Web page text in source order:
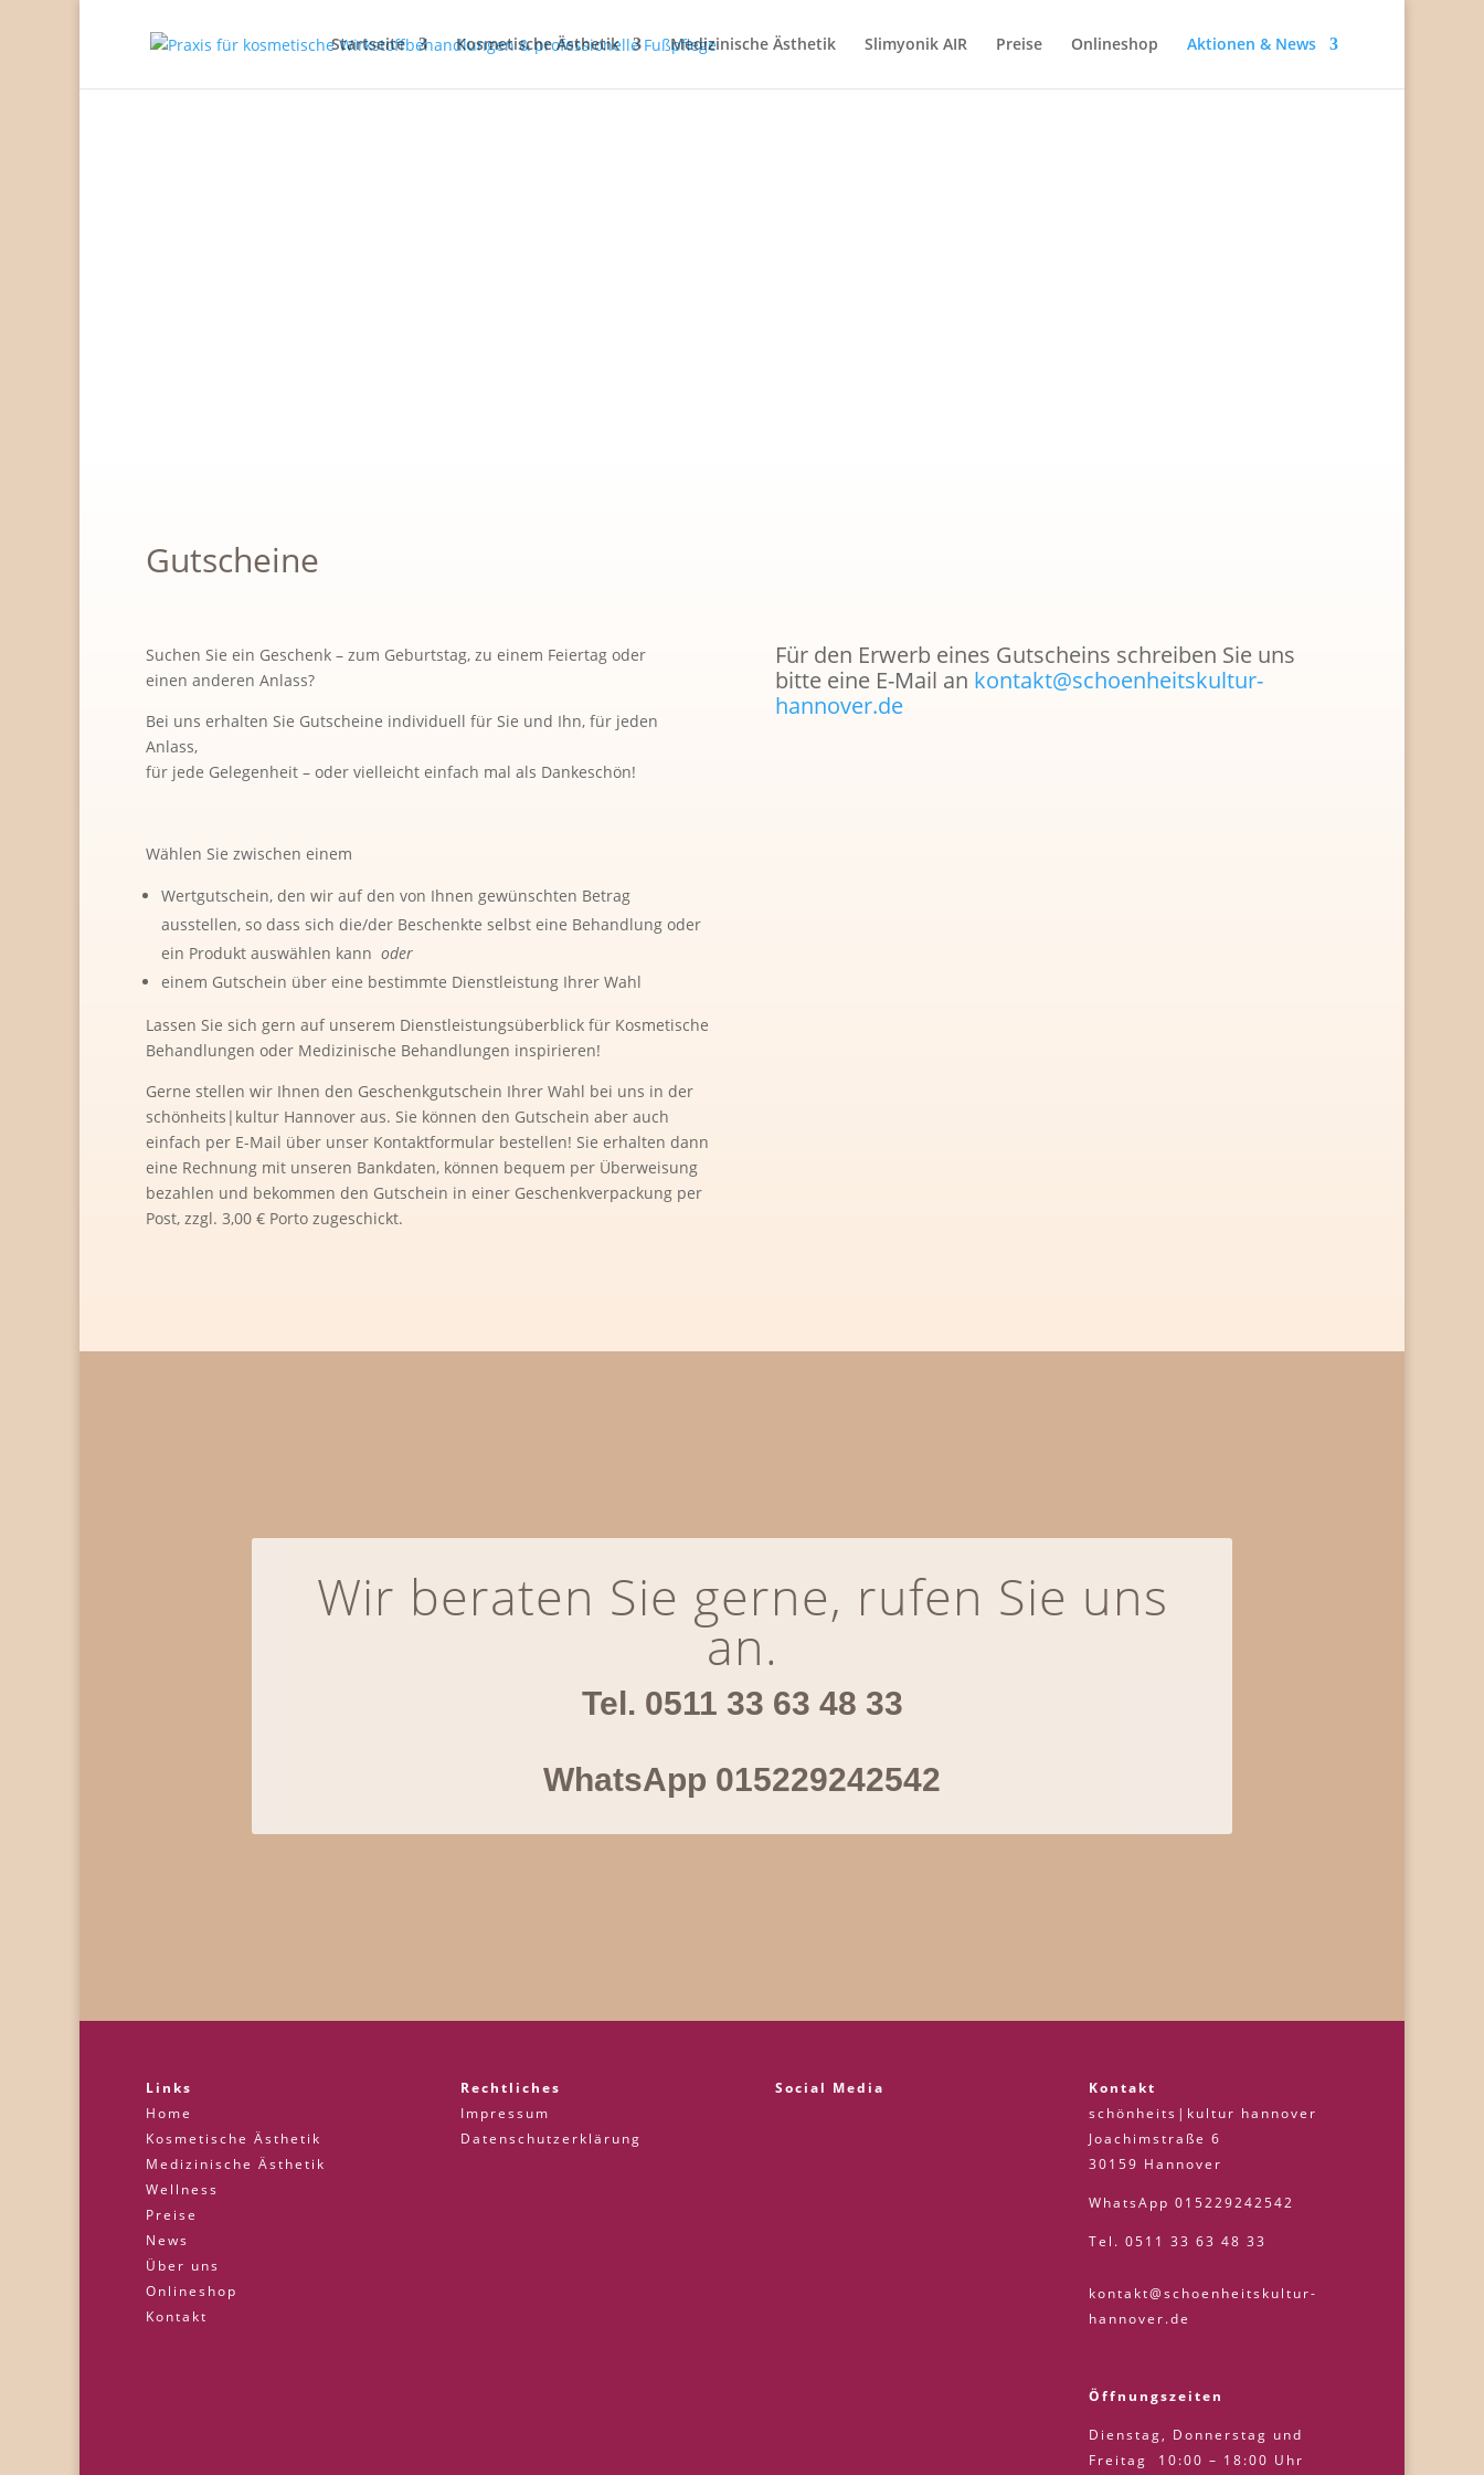
Startseite Kosmetische Ästhetik Medizinische Ästhetik Slimyonik AIR Preise Onlineshop Aktionen & News
Gutscheine
Suchen Sie ein Geschenk – zum Geburtstag, zu einem Feiertag oder
einen anderen Anlass?
Bei uns erhalten Sie Gutscheine individuell für Sie und Ihn, für jeden
Anlass,
für jede Gelegenheit – oder vielleicht einfach mal als Dankeschön!
Wählen Sie zwischen einem
Wertgutschein, den wir auf den von Ihnen gewünschten Betrag
ausstellen, so dass sich die/der Beschenkte selbst eine Behandlung oder
ein Produkt auswählen kann oder
einem Gutschein über eine bestimmte Dienstleistung Ihrer Wahl
Lassen Sie sich gern auf unserem Dienstleistungsüberblick für Kosmetische
Behandlungen oder Medizinische Behandlungen inspirieren!
Gerne stellen wir Ihnen den Geschenkgutschein Ihrer Wahl bei uns in der
schönheits|kultur Hannover aus. Sie können den Gutschein aber auch
einfach per E-Mail über unser Kontaktformular bestellen! Sie erhalten dann
eine Rechnung mit unseren Bankdaten, können bequem per Überweisung
bezahlen und bekommen den Gutschein in einer Geschenkverpackung per
Post, zzgl. 3,00 € Porto zugeschickt.
Für den Erwerb eines Gutscheins schreiben Sie uns
bitte eine E-Mail an kontakt@schoenheitskultur-
hannover.de
Wir beraten Sie gerne, rufen Sie uns
an.
Tel. 0511 33 63 48 33
WhatsApp 015229242542
Links
Home
Kosmetische Ästhetik
Medizinische Ästhetik
Wellness
Preise
News
Über uns
Onlineshop
Kontakt
Rechtliches
Impressum
Datenschutzerklärung
Social Media
Kontakt
schönheits|kultur hannover
Joachimstraße 6
30159 Hannover
WhatsApp 015229242542
Tel. 0511 33 63 48 33
kontakt@schoenheitskultur-
hannover.de
Öffnungszeiten
Dienstag, Donnerstag und
Freitag 10:00 – 18:00 Uhr